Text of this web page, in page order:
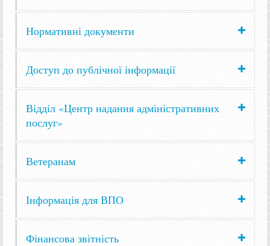
Нормативні документи
Доступ до публічної інформації
Відділ «Центр надання адміністративних
послуг»
Ветеранам
Інформація для ВПО
Фінансова звітність